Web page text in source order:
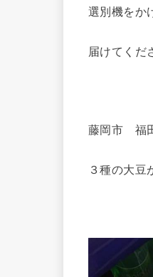
選別機をか
届けてくだ
藤岡市 福
３種の大豆